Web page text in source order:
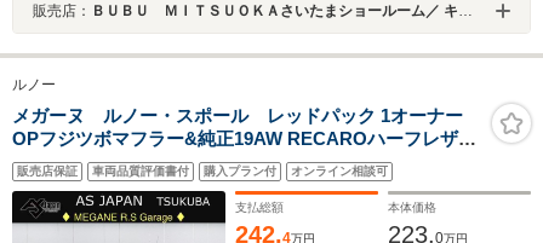
販売店： ＢＵＢＵ ＭＩＴＳＵＯＫＡさいたまショールーム／ キャデラックさいたま南／シボレーさいたま南
ルノー
メガーヌ ルノー・スポール レッドパック 1オーナー
OPフジツボマフラー&純正19AW RECAROハーフレザー
Brembo赤キャリパー HIDオートライト ETC キーレス BT
対応純正オーディオ H28.30.R2.4.6ディーラー記録簿 禁煙
車
販売店保証 車両品質評価書付 購入プラン付 オンライン相談可
支払総額
242.4万円
本体価格
223.0万円